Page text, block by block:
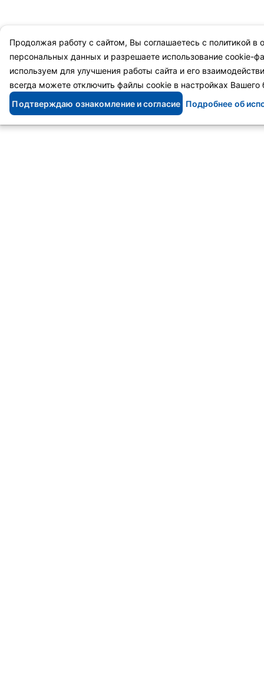
Продолжая работу с сайтом, Вы соглашаетесь с политикой в
персональных данных и разрешаете использование cookie-
используем для улучшения работы сайта и его
всегда можете отключить файлы cookie в настройках Вашего
Подтверждаю ознакомление и согласие Подробнее об